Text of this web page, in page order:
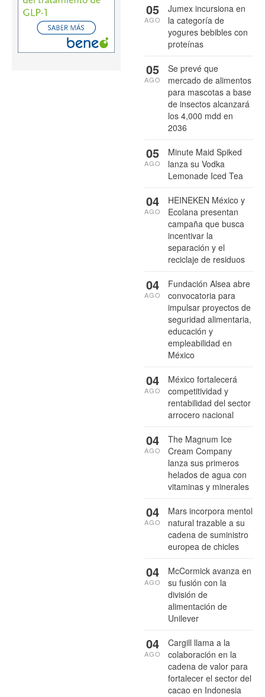
Jumex incursiona en
la categoría de
yogures bebibles con
proteínas
05
AGO
Se prevé que
mercado de alimentos
para mascotas a base
de insectos alcanzará
los 4,000 mdd en
2036
05
AGO
Minute Maid Spiked
lanza su Vodka
Lemonade Iced Tea
05
AGO
HEINEKEN México y
Ecolana presentan
campaña que busca
incentivar la
separación y el
reciclaje de residuos
04
AGO
Fundación Alsea abre
convocatoria para
impulsar proyectos de
seguridad alimentaria,
educación y
empleabilidad en
México
04
AGO
México fortalecerá
competitividad y
rentabilidad del sector
arrocero nacional
04
AGO
The Magnum Ice
Cream Company
lanza sus primeros
helados de agua con
vitaminas y minerales
04
AGO
Mars incorpora mentol
natural trazable a su
cadena de suministro
europea de chicles
04
AGO
McCormick avanza en
su fusión con la
división de
alimentación de
Unilever
04
AGO
Cargill llama a la
colaboración en la
cadena de valor para
fortalecer el sector del
cacao en Indonesia
04
AGO